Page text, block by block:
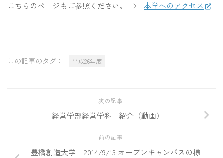
こちらのページもご参照ください。 ⇒ 本学へのアクセス
この記事のタグ： 平成26年度
次の記事
経営学部経営学科 紹介（動画）
前の記事
豊橋創造大学 2014/9/13 オープンキャンパスの様